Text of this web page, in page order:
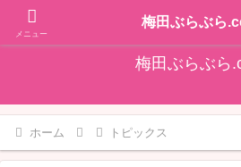
そうだ！梅田をぶらぶらしよ♪大阪梅田エ
梅田ぶらぶら
ホーム トピックス
メニュー
梅田ぶらぶら